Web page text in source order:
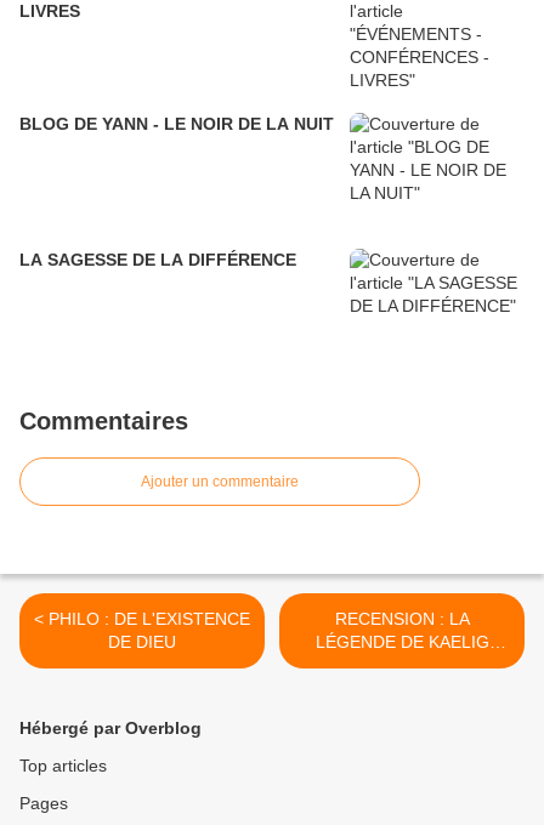
LIVRES
BLOG DE YANN - LE NOIR DE LA NUIT
LA SAGESSE DE LA DIFFÉRENCE
Commentaires
Ajouter un commentaire
< PHILO : DE L'EXISTENCE
DE DIEU
RECENSION : LA
LÉGENDE DE KAELIG
MORVAN >
Hébergé par Overblog
Top articles
Pages